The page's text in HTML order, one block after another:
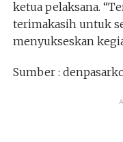
ketua pelaksana.
terimakasih untuk
menyukseskan
Sumber :